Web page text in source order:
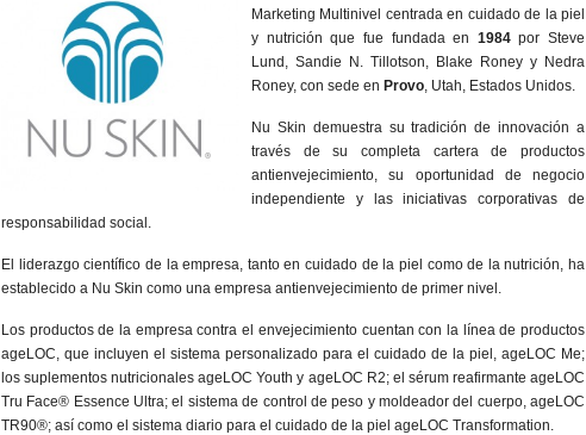
Marketing Multinivel centrada en cuidado de la piel
y nutrición que fue fundada en 1984por Steve
Lund, Sandie N. Tillotson, Blake Roney y Nedra
Roney, con sede en Provo, Utah, Estados Unidos.
Nu Skin demuestra su tradición de innovación a
través de su completa cartera de productos
antienvejecimiento, su oportunidad de negocio
independiente y las iniciativas corporativas de
responsabilidad social.
El liderazgo científico de la empresa, tanto en cuidado de la piel como de la nutrición, ha
establecido a Nu Skin como una empresa antienvejecimiento de primer nivel.
Los productos de la empresa contra el envejecimiento cuentan con la línea de productos
ageLOC, que incluyen el sistema personalizado para el cuidado de la piel, ageLOC Me;
los suplementos nutricionales ageLOC Youth y ageLOC R2; el sérum reafirmante ageLOC
Tru Face® Essence Ultra; el sistema de control de peso y moldeador del cuerpo, ageLOC
TR90®; así como el sistema diario para el cuidado de la piel ageLOC Transformation.